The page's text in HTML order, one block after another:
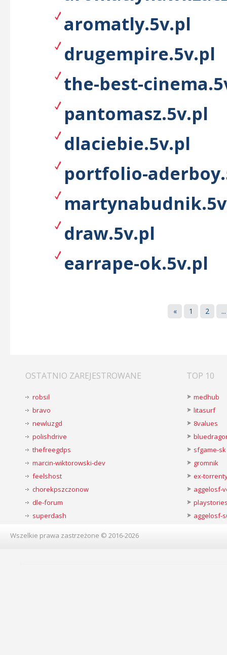
aromatly.5v.pl
drugempire.5v.pl
the-best-
pantomasz.5v.pl
dlaciebie.5v.pl
portfolio-
draw.5v.pl
earrape-ok.5v.pl
« 1 2 ...
OSTATNIO ZAREJESTROWANE
robsil
bravo
newluzgd
polishdrive
thefreegdps
marcin-wiktorowski-dev
feelshost
chorekpszczonow
dle-forum
superdash
TOP 10
medhub
litasurf
8values
sfgame-sk
gromnik
ex-
aggelosf-
aggelosf-
Wszelkie prawa zastrzeżone © 2016-2026